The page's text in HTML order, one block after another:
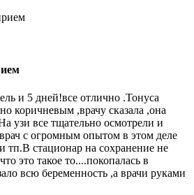
и 5 дней!все отлично .Тонуса
коричневым ,врачу сказала ,она
узи все тщательно осмотрели и
с огромным опытом в этом деле
тп.В стационар на сохранение не
это такое то....покопалась в
всю беременность ,а врачи руками